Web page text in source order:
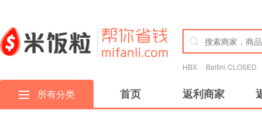
HBX Baltini CLOSED
所有分类 首页 返利商家